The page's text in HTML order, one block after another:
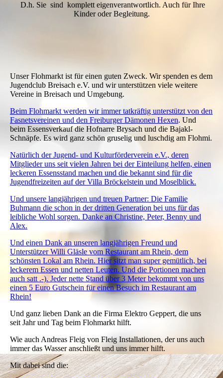
D.h. Sie sind komplett eigenverantwortlich. Auch für Ihre
Kinder oder Begleitung.
Unser Flohmarkt ist für einen guten Zweck. Wir spenden es dem
Jugendclub Breisach e.V. und wir unterstützen viele weitere
Vereine in Breisach und Umgebung.
Beim Flohmarkt werden wir immer tatkräftig unterstützt von den
Fasnetsvereinen und den Freiburger Dämonen Hexen. Und
beim Essensverkauf die Hofnarre Brysach und die Bajakl-
Schnäpfe. Es wird ganz schön gruselig und luschdig am Flohmi.
Natürlich der Jugend- und Kulturförderverein e.V., deren
Mitglieder uns seit vielen Jahren bei der Einteilung helfen, einen
leckeren Essensstand machen und die bekannt sind für die
Jugendfreizeiten auf der Villa Bröckelstein und Moselblick.
Und unsere langjährigen und treuen Partner: Die Familie
Buhmann die schon in der dritten Generation bei uns für das
leibliche Wohl sorgen. Danke an Christine, Peter, Benny und
Alex.
Und einen Dank an unseren langjährigen Freund und
Unterstützer Willi Gläsle vom Restaurant am Rhein, dem
schönsten Lokal am Rhein. Hier sitzt man super gemütlich, bei
leckerem Essen und netten Leuten. Und die Portionen machen
auch satt .-). Jeder nette Stand über 3 Meter bekommt von uns
einen 5 Euro Gutschein für einen Besuch im Restaurant am
Rhein!
Und ganz lieben Dank an die Firma Elektro Geppert, die uns
seit Jahr und Tag beim Flohmarkt hilft.
Wie auch Andreas Fleig von Fleig Installationen, der uns auch
immer das Wasser anschließt und uns immer hilft.
Mit dabei sind die: